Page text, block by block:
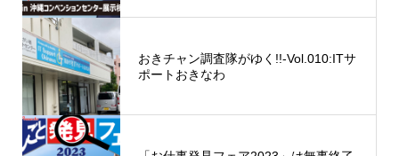
おきチャン調査隊がゆく!!-Vol.010:ITサ
ポートおきなわ